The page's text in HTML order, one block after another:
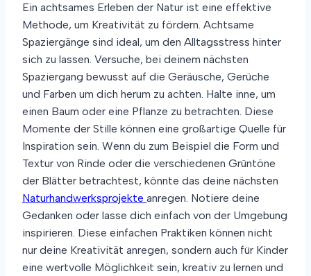
Ein achtsames Erleben der Natur ist eine effektive
Methode, um Kreativität zu fördern. Achtsame
Spaziergänge sind ideal, um den Alltagsstress hinter
sich zu lassen. Versuche, bei deinem nächsten
Spaziergang bewusst auf die Geräusche, Gerüche
und Farben um dich herum zu achten. Halte inne, um
einen Baum oder eine Pflanze zu betrachten. Diese
Momente der Stille können eine großartige Quelle für
Inspiration sein. Wenn du zum Beispiel die Form und
Textur von Rinde oder die verschiedenen Grüntöne
der Blätter betrachtest, könnte das deine nächsten
Naturhandwerksprojekte anregen. Notiere deine
Gedanken oder lasse dich einfach von der Umgebung
inspirieren. Diese einfachen Praktiken können nicht
nur deine Kreativität anregen, sondern auch für Kinder
eine wertvolle Möglichkeit sein, kreativ zu lernen und